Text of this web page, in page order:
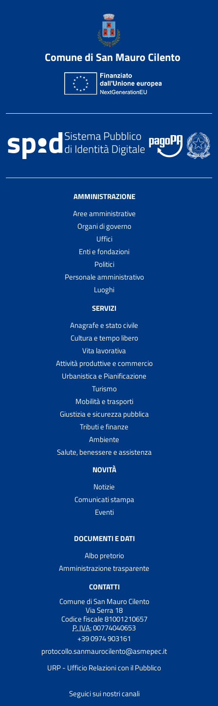
Comune di San Mauro Cilento
AMMINISTRAZIONE
Aree amministrative
Organi di governo
Uffici
Enti e fondazioni
Politici
Personale amministrativo
Luoghi
SERVIZI
Anagrafe e stato civile
Cultura e tempo libero
Vita lavorativa
Attività produttive e commercio
Urbanistica e Pianificazione
Turismo
Mobilità e trasporti
Giustizia e sicurezza pubblica
Tributi e finanze
Ambiente
Salute, benessere e assistenza
NOVITÀ
Notizie
Comunicati stampa
Eventi
DOCUMENTI E DATI
Albo pretorio
Amministrazione trasparente
CONTATTI
Comune di San Mauro Cilento
Via Serra 18
Codice fiscale 81001210657
P. IVA:00774040653
+39 0974 903161
protocollo.sanmaurocilento@asmepec.it
URP - Ufficio Relazioni con il Pubblico
Seguici sui nostri canali